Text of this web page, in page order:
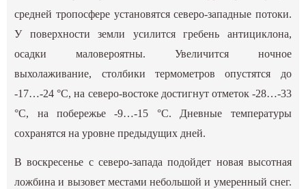
средней тропосфере установятся северо-западные потоки.
У поверхности земли усилится гребень антициклона,
осадки маловероятны. Увеличится ночное
выхолаживание, столбики термометров опустятся до
-17…-24 °С, на северо-востоке достигнут отметок -28…-33
°С, на побережье -9…-15 °С. Дневные температуры
сохранятся на уровне предыдущих дней.
В воскресенье с северо-запада подойдет новая высотная
ложбина и вызовет местами небольшой и умеренный снег.